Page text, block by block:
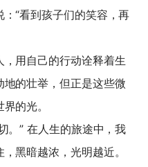
“看到孩子们的笑容，再
用自己的行动诠释着生
的壮举，但正是这些微
的光。
。” 在人生的旅途中，我
黑暗越浓，光明越近。